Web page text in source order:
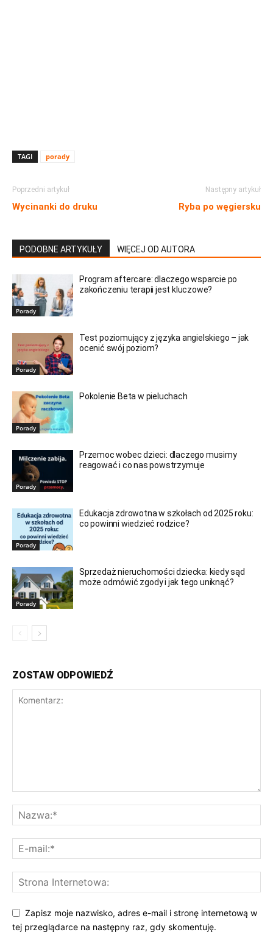
TAGI porady
Poprzedni artykuł
Wycinanki do druku
Następny artykuł
Ryba po węgiersku
PODOBNE ARTYKUŁY WIĘCEJ OD AUTORA
Porady
Program aftercare: dlaczego wsparcie po
zakończeniu terapii jest kluczowe?
Porady
Test poziomujący z języka angielskiego – jak
ocenić swój poziom?
Porady
Pokolenie Beta w pieluchach
Porady
Przemoc wobec dzieci: dlaczego musimy
reagować i co nas powstrzymuje
Porady
Edukacja zdrowotna w szkołach od 2025 roku:
co powinni wiedzieć rodzice?
Porady
Sprzedaż nieruchomości dziecka: kiedy sąd
może odmówić zgody i jak tego uniknąć?
ZOSTAW ODPOWIEDŹ
Zapisz moje nazwisko, adres e-mail i stronę internetową w
tej przeglądarce na następny raz, gdy skomentuję.